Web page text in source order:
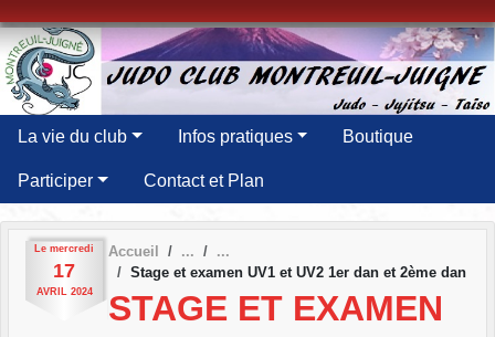
La vie du club Infos pratiques Boutique
Participer Contact et Plan
Le mercredi
17
AVRIL 2024
Accueil
Stage et examen UV1 et UV2 1er dan et 2ème dan
STAGE ET EXAMEN